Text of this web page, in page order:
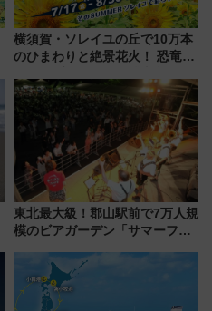
横須賀・ソレイユの丘で10万本
のひまわりと絶景花火！ 恐竜や
帰りお出かけ最新情報（2026年
7月17日～開催）
東北最大級！郡山駅前で7万人規
模のビアガーデン「サマーフェ
7/24-26開催！ 有料席はJRE
MALLで予約可能